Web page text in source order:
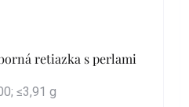
retiazka s perlami
≤3,91 g